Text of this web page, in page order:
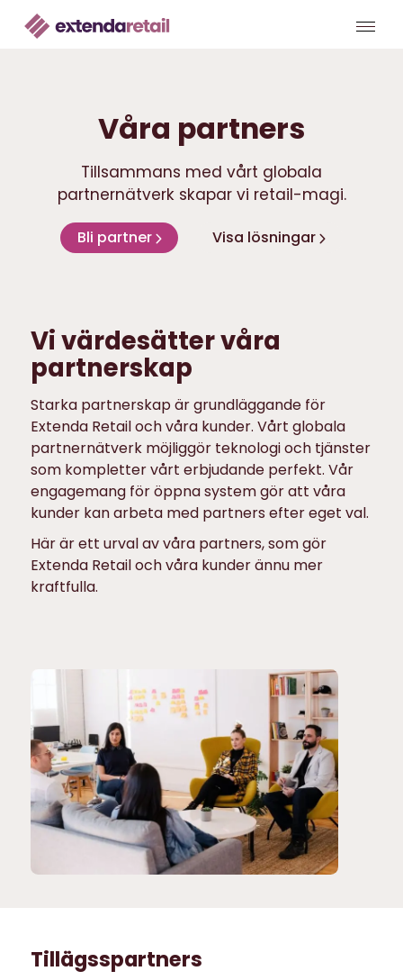
Våra partners
Tillsammans med vårt globala
partnernätverk skapar vi retail-magi.
Bli partner Visa lösningar
Vi värdesätter våra
partnerskap
Starka partnerskap är grundläggande för
Extenda Retail och våra kunder. Vårt globala
partnernätverk möjliggör teknologi och tjänster
som kompletter vårt erbjudande perfekt. Vår
engagemang för öppna system gör att våra
kunder kan arbeta med partners efter eget val.
Här är ett urval av våra partners, som gör
Extenda Retail och våra kunder ännu mer
kraftfulla.
Tillägsspartners